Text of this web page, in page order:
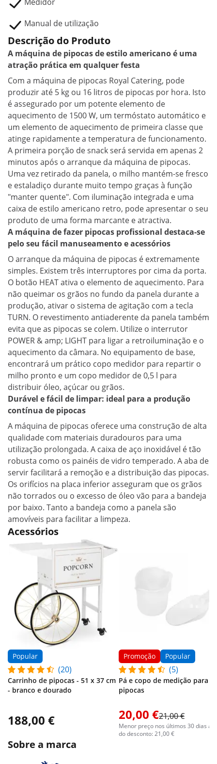
Manual de utilização
Descrição do Produto
A máquina de pipocas de estilo americano é uma
atração prática em qualquer festa
Com a máquina de pipocas Royal Catering, pode
produzir até 5 kg ou 16 litros de pipocas por hora. Isto
é assegurado por um potente elemento de
aquecimento de 1500 W, um termóstato automático e
um elemento de aquecimento de primeira classe que
atinge rapidamente a temperatura de funcionamento.
A primeira porção de snack será servida em apenas 2
minutos após o arranque da máquina de pipocas.
Uma vez retirado da panela, o milho mantém-se fresco
e estaladiço durante muito tempo graças à função
"manter quente". Com iluminação integrada e uma
caixa de estilo americano retro, pode apresentar o seu
produto de uma forma marcante e atractiva.
A máquina de fazer pipocas profissional destaca-se
pelo seu fácil manuseamento e acessórios
O arranque da máquina de pipocas é extremamente
simples. Existem três interruptores por cima da porta.
O botão HEAT ativa o elemento de aquecimento. Para
não queimar os grãos no fundo da panela durante a
produção, ativar o sistema de agitação com a tecla
TURN. O revestimento antiaderente da panela também
evita que as pipocas se colem. Utilize o interrutor
POWER & amp; LIGHT para ligar a retroiluminação e o
aquecimento da câmara. No equipamento de base,
encontrará um prático copo medidor para repartir o
milho pronto e um copo medidor de 0,5 l para
distribuir óleo, açúcar ou grãos.
Durável e fácil de limpar: ideal para a produção
contínua de pipocas
A máquina de pipocas oferece uma construção de alta
qualidade com materiais duradouros para uma
utilização prolongada. A caixa de aço inoxidável é tão
robusta como os painéis de vidro temperado. A aba de
servir facilitará a remoção e a distribuição das pipocas.
Os orifícios na placa inferior asseguram que os grãos
não torrados ou o excesso de óleo vão para a bandeja
por baixo. Tanto a bandeja como a panela são
amovíveis para facilitar a limpeza.
Acessórios
Popular
(20)
Carrinho de pipocas - 51 x 37 cm
- branco e dourado
188,00 €
Promoção Popular
(5)
Pá e copo de medição para
pipocas
20,00 €21,00 €
Menor preço nos últimos 30 dias
do desconto: 21,00 €
Sobre a marca